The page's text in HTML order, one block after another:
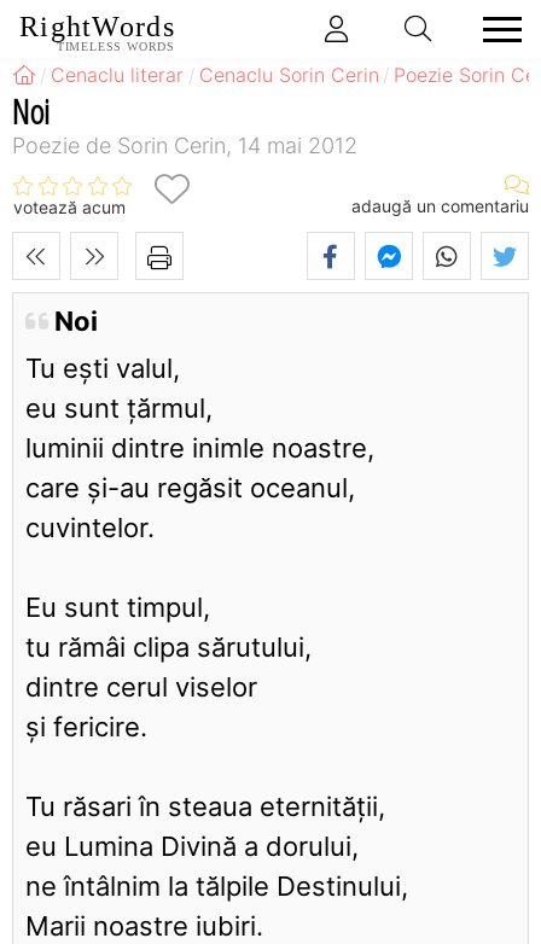
RightWords
TIMELESS WORDS
Cenaclu literar Cenaclu Sorin Cerin Poezie Sorin
Noi
Poezie de Sorin Cerin, 14 mai 2012
votează acum adaugă un comentariu
Noi
Tu eşti valul,
eu sunt ţărmul,
luminii dintre inimle noastre,
care şi-au regăsit oceanul,
cuvintelor.
Eu sunt timpul,
tu rămâi clipa sărutului,
dintre cerul viselor
şi fericire.
Tu răsari în steaua eternităţii,
eu Lumina Divină a dorului,
ne întâlnim la tălpile Destinului,
Marii noastre iubiri.